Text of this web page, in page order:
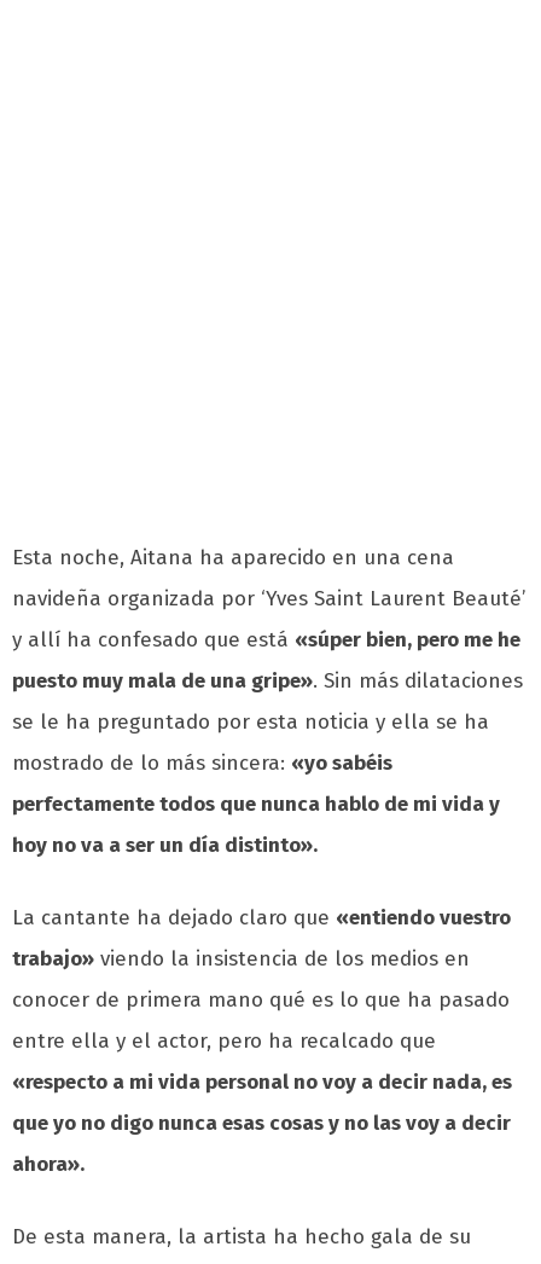
Esta noche, Aitana ha aparecido en una cena
navideña organizada por ‘Yves Saint Laurent Beauté’
y allí ha confesado que está «súper bien, pero me he
puesto muy mala de una gripe». Sin más dilataciones
se le ha preguntado por esta noticia y ella se ha
mostrado de lo más sincera: «yo sabéis
perfectamente todos que nunca hablo de mi vida y
hoy no va a ser un día distinto».
La cantante ha dejado claro que «entiendo vuestro
trabajo» viendo la insistencia de los medios en
conocer de primera mano qué es lo que ha pasado
entre ella y el actor, pero ha recalcado que
«respecto a mi vida personal no voy a decir nada, es
que yo no digo nunca esas cosas y no las voy a decir
ahora».
De esta manera, la artista ha hecho gala de su